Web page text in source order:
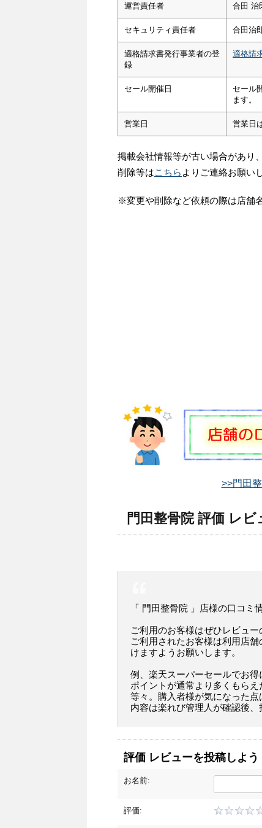
運営責任者 合田 治
セキュリティ責任者 合田治
適格請求書発行事業者の登
録
適格請
セール開催日 セール
ます。
営業日 営業日
掲載会社情報等が古い場合があり
削除等はこちら よりご連絡お願い
※変更や削除など依頼の際は店舗
>>門田
門田整骨院 評価 レビ
「 門田整骨院 」店様の口コミ
ご利用のお客様はぜひレビュー
ご利用されたお客様は利用店
けますようお願いします。
例、楽天スーパーセールでお得
ポイントが通常より多くもら
等々。購入者様が気になった
内容は楽れび管理人が確認後、
評価 レビューを投稿しよう
お名前:
評価: